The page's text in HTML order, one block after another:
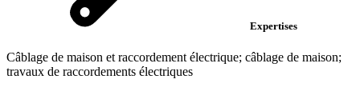
Expertises
Câblage de maison et raccordement électrique; câblage de maison;
travaux de raccordements électriques